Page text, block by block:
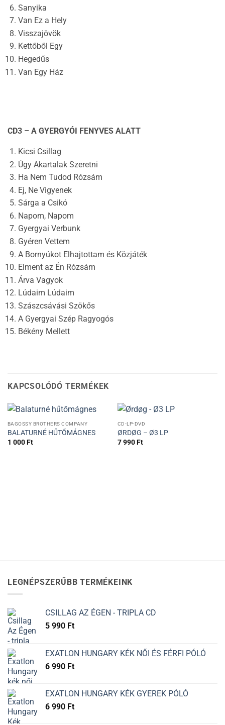
Sanyika
Van Ez a Hely
Visszajövök
Kettőből Egy
Hegedűs
Van Egy Ház
CD3 – A GYERGYÓI FENYVES ALATT
Kicsi Csillag
Úgy Akartalak Szeretni
Ha Nem Tudod Rózsám
Ej, Ne Vigyenek
Sárga a Csikó
Napom, Napom
Gyergyai Verbunk
Gyéren Vettem
A Bornyúkot Elhajtottam és Közjáték
Elment az Én Rózsám
Árva Vagyok
Lúdaim Lúdaim
Szászcsávási Szökős
A Gyergyai Szép Ragyogós
Békény Mellett
KAPCSOLÓDÓ TERMÉKEK
BAGOSSY BROTHERS COMPANY
BALATURNÉ HŰTŐMÁGNES
1 000Ft
CD-LP-DVD
ØRDØG – Ø3 LP
7 990Ft
LEGNÉPSZERŰBB TERMÉKEINK
CSILLAG AZ ÉGEN - TRIPLA CD
5 990 Ft
EXATLON HUNGARY KÉK NŐI ÉS FÉRFI PÓLÓ
6 990 Ft
EXATLON HUNGARY KÉK GYEREK PÓLÓ
6 990 Ft